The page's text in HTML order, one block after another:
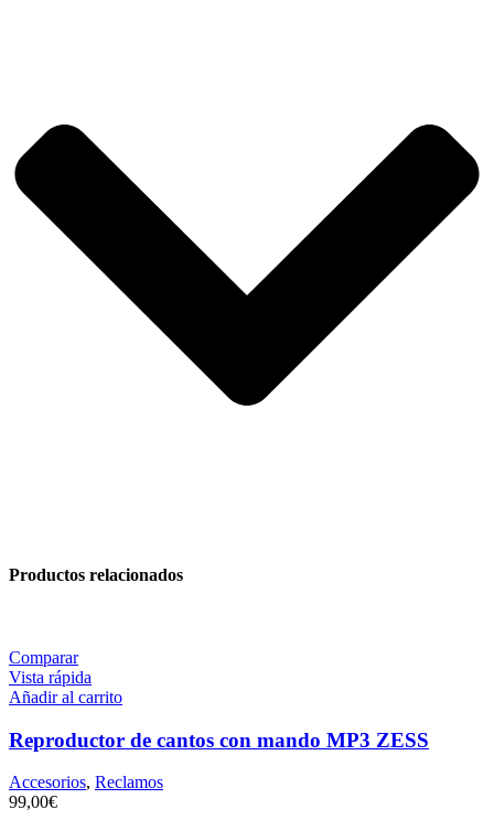
Productos relacionados
Comparar
Vista rápida
Añadir al carrito
Reproductor de cantos con mando MP3 ZESS
Accesorios, Reclamos
99,00€